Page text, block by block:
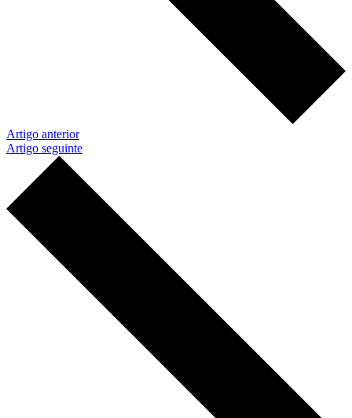
Artigo anterior
Artigo seguinte